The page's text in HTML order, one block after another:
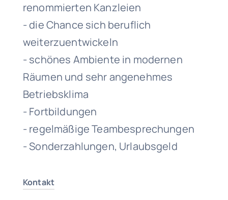
renommierten Kanzleien
- die Chance sich beruflich
weiterzuentwickeln
- schönes Ambiente in modernen
Räumen und sehr angenehmes
Betriebsklima
- Fortbildungen
- regelmäßige Teambesprechungen
- Sonderzahlungen, Urlaubsgeld
Kontakt